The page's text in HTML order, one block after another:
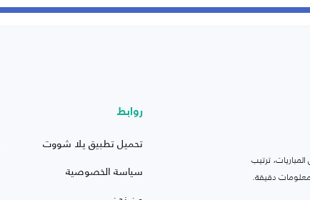
ترتيب
دقيقة.
روابط
تحميل تطبيق يلا شووت
سياسة الخصوصية